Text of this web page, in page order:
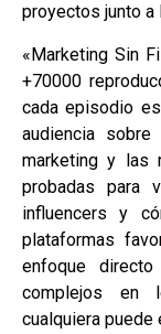
proyectos junto a
«Marketing Sin
+70000
cada episodio
audiencia
marketing y las
probadas para
influencers y
plataformas
enfoque
complejos en
cualquiera puede